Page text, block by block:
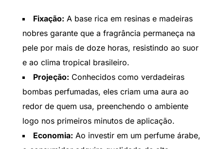
Fixação: A base rica em resinas e madeiras
nobres garante que a fragrância permaneça na
pele por mais de doze horas, resistindo ao suor
e ao clima tropical brasileiro.
Projeção: Conhecidos como verdadeiras
bombas perfumadas, eles criam uma aura ao
redor de quem usa, preenchendo o ambiente
logo nos primeiros minutos de aplicação.
Economia: Ao investir em um perfume árabe,